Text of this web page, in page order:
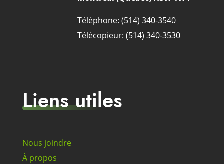
Téléphone: (514) 340-3540
Télécopieur: (514) 340-3530
Liens utiles
Nous joindre
À propos